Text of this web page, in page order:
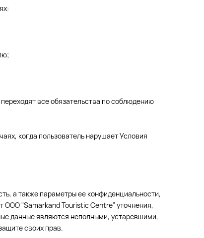
все обязательства по соблюдению
когда пользователь нарушает Условия
а также параметры ее конфиденциальности,
ООО "Samarkand Touristic Centre" уточнения,
данные являются неполными, устаревшими,
своих прав.